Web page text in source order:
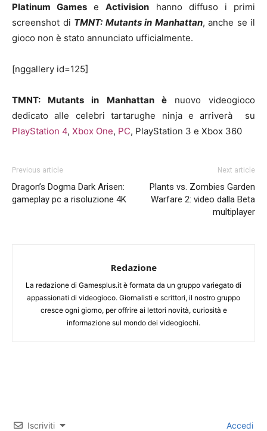
Platinum Games eActivision hanno diffuso i primi
screenshot di TMNT: Mutants in Manhattan, anche se il
gioco non è stato annunciato ufficialmente.
[nggallery id=125]
TMNT: Mutants in Manhattan ènuovo videogioco
dedicato alle celebri tartarughe ninja e arriverà su
PlayStation 4, Xbox One, PC, PlayStation 3 e Xbox 360
Previous article
Dragon’s Dogma Dark Arisen:
gameplay pc a risoluzione 4K
Next article
Plants vs. Zombies Garden
Warfare 2: video dalla Beta
multiplayer
Redazione
La redazione di Gamesplus.it è formata da un gruppo variegato di
appassionati di videogioco. Giornalisti e scrittori, il nostro gruppo
cresce ogni giorno, per offrire ai lettori novità, curiosità e
informazione sul mondo dei videogiochi.
Iscriviti Accedi